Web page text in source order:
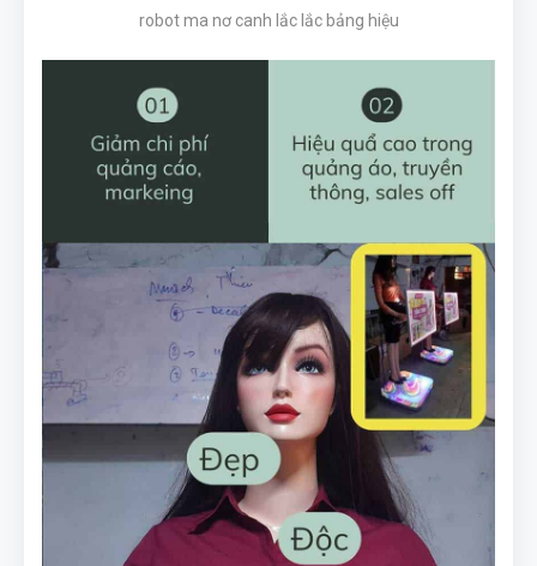
robot ma nơ canh lắc lắc bảng hiệu